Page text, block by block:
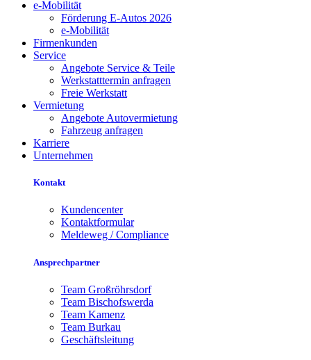
e-Mobilität
Förderung E-Autos 2026
e-Mobilität
Firmenkunden
Service
Angebote Service & Teile
Werkstatttermin anfragen
Freie Werkstatt
Vermietung
Angebote Autovermietung
Fahrzeug anfragen
Karriere
Unternehmen
Kontakt
Kundencenter
Kontaktformular
Meldeweg / Compliance
Ansprechpartner
Team Großröhrsdorf
Team Bischofswerda
Team Kamenz
Team Burkau
Geschäftsleitung